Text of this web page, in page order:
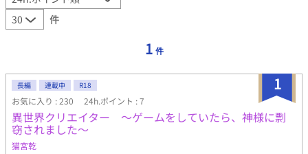
件
1 件
1
長編 連載中 R18
お気に入り : 230 24h.ポイント : 7
異世界クリエイター ～ゲームをしていたら、神様に剽
窃されました～
猫宮乾